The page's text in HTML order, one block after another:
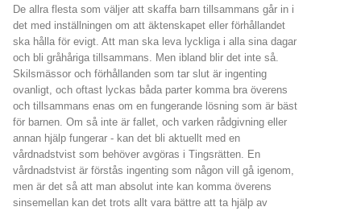
De allra flesta som väljer att skaffa barn tillsammans går in i
det med inställningen om att äktenskapet eller förhållandet
ska hålla för evigt. Att man ska leva lyckliga i alla sina dagar
och bli gråhåriga tillsammans. Men ibland blir det inte så.
Skilsmässor och förhållanden som tar slut är ingenting
ovanligt, och oftast lyckas båda parter komma bra överens
och tillsammans enas om en fungerande lösning som är bäst
för barnen. Om så inte är fallet, och varken rådgivning eller
annan hjälp fungerar - kan det bli aktuellt med en
vårdnadstvist som behöver avgöras i Tingsrätten. En
vårdnadstvist är förstås ingenting som någon vill gå igenom,
men är det så att man absolut inte kan komma överens
sinsemellan kan det trots allt vara bättre att ta hjälp av